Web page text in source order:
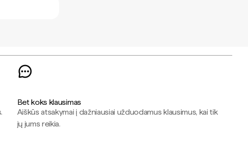
Bet koks klausimas
Aiškūs atsakymai į dažniausiai užduodamus klausimus, kai tik
jų jums reikia.